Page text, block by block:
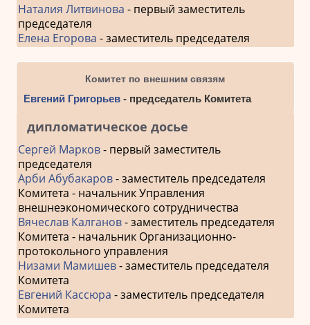
Наталия Литвинова - первый заместитель
председателя
Елена Егорова - заместитель председателя
Комитет по внешним связям
Евгений Григорьев- председатель Комитета
дипломатическое досье
Сергей Марков- первый заместитель
председателя
Арби Абубакаров- заместитель председателя
Комитета - начальник Управления
внешнеэкономического сотрудничества
Вячеслав Калганов- заместитель председателя
Комитета - начальник Организационно-
протокольного управления
Низами Мамишев- заместитель председателя
Комитета
Евгений Кассюра - заместитель председателя
Комитета